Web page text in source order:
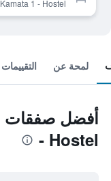
Kamata 1 - Hostel
لمحة عن التقييمات
- Hostel